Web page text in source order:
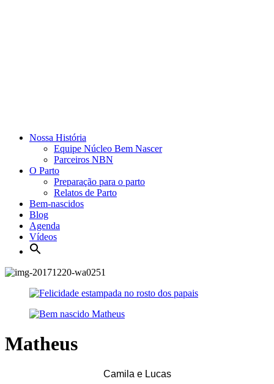
Nossa História
Equipe Núcleo Bem Nascer
Parceiros NBN
O Parto
Preparação para o parto
Relatos de Parto
Bem-nascidos
Blog
Agenda
Vídeos
Matheus
Camila e Lucas